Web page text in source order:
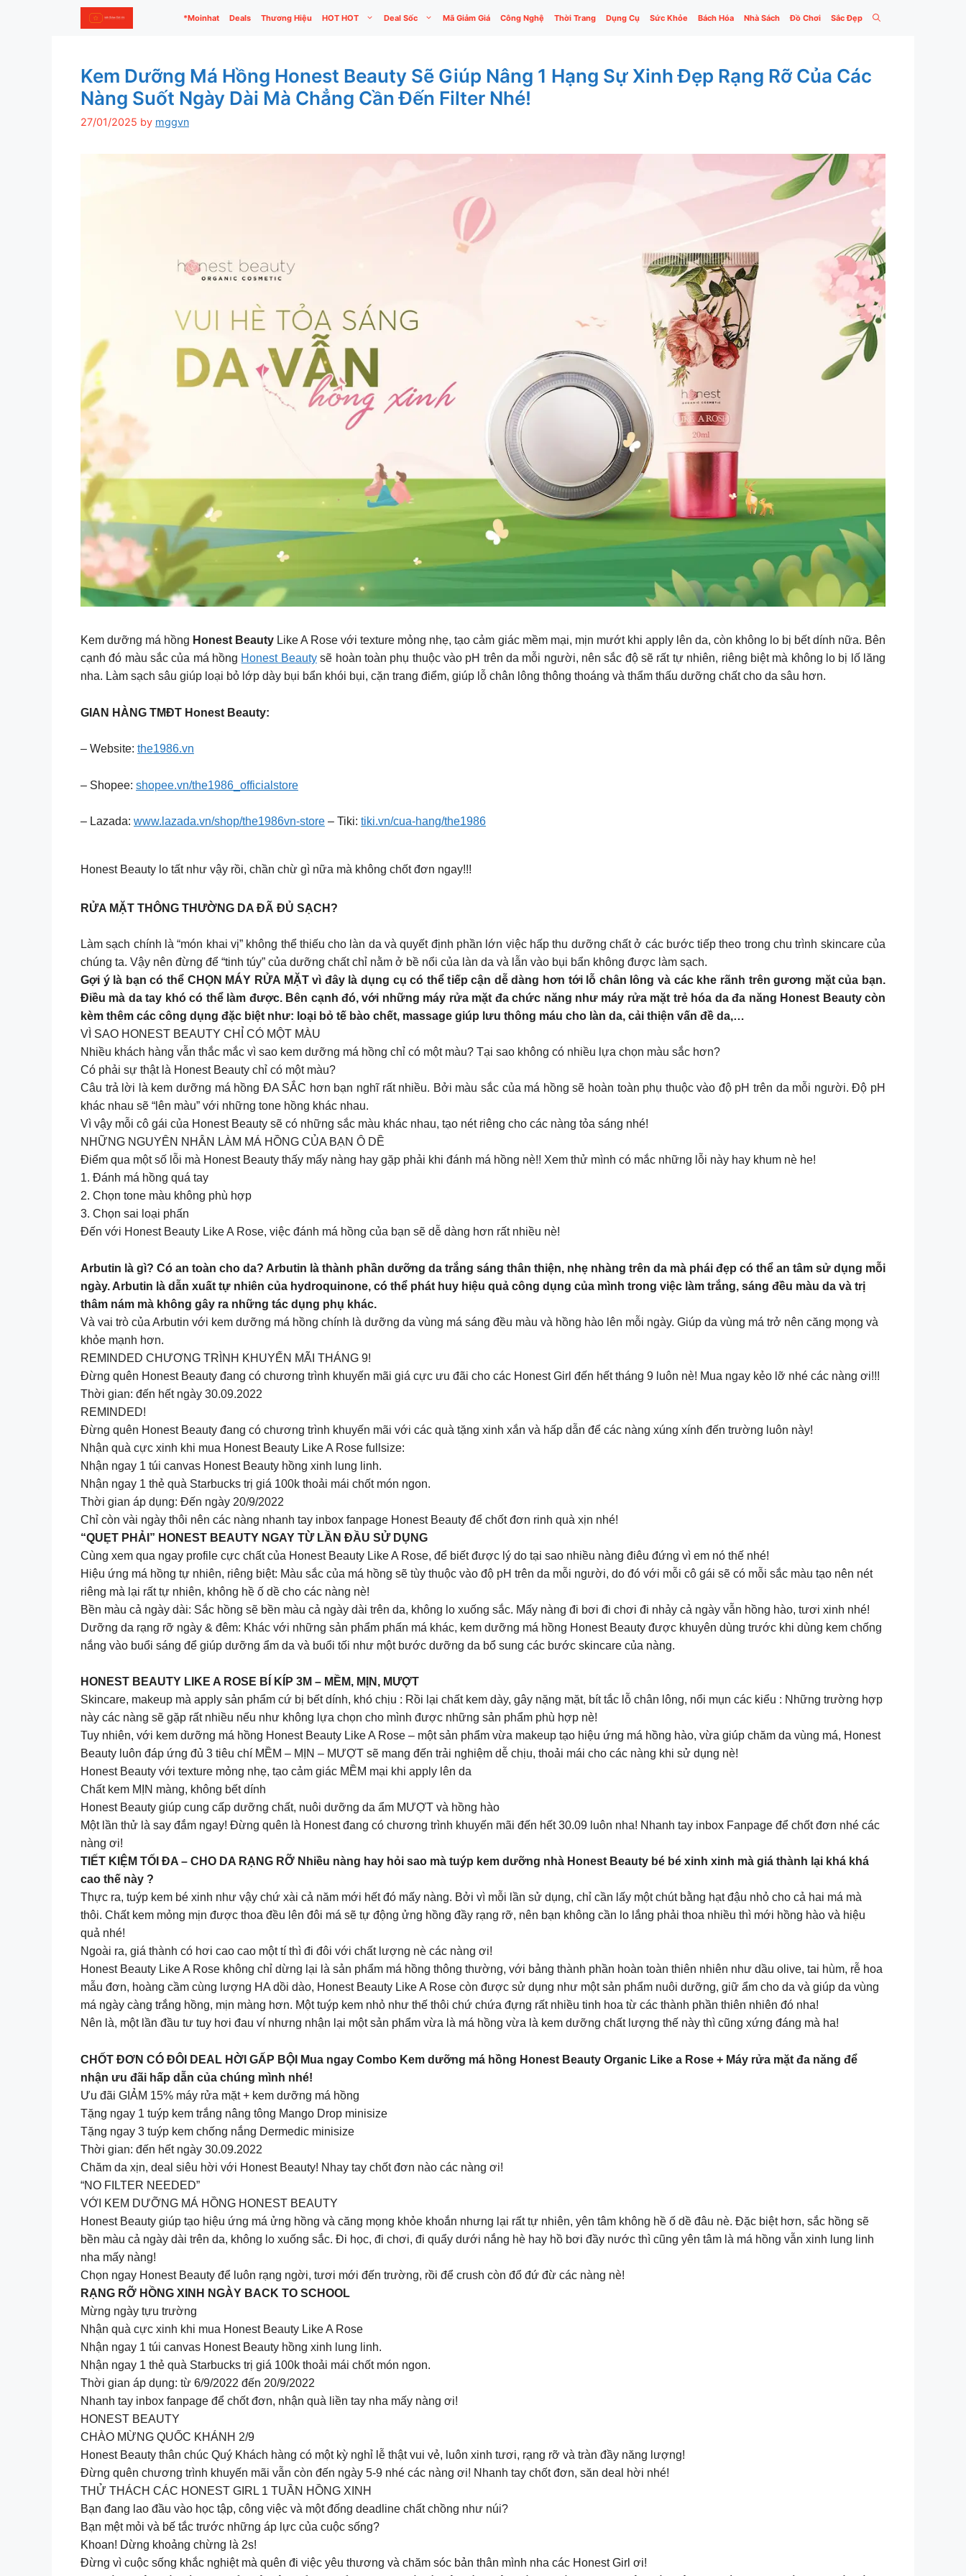
*Moinhat Deals Thương Hiệu HOT HOT Deal Sốc Mã Giảm Giá Công Nghệ Thời Trang Dụng Cụ Sức Khỏe Bách Hóa Nhà Sách Đồ Chơi Sắc Đẹp
Kem Dưỡng Má Hồng Honest Beauty Sẽ Giúp Nâng 1 Hạng Sự Xinh Đẹp Rạng Rỡ Của Các
Nàng Suốt Ngày Dài Mà Chẳng Cần Đến Filter Nhé!
27/01/2025 by mggvn
Kem dưỡng má hồng Honest Beauty Like A Rose với texture mỏng nhẹ, tạo cảm giác mềm mại, mịn mướt khi apply lên da, còn không lo bị bết dính nữa. Bên
cạnh đó màu sắc của má hồng Honest Beautysẽ hoàn toàn phụ thuộc vào pH trên da mỗi người, nên sắc độ sẽ rất tự nhiên, riêng biệt mà không lo bị lố lăng
nha. Làm sạch sâu giúp loại bỏ lớp dày bụi bẩn khói bụi, cặn trang điểm, giúp lỗ chân lông thông thoáng và thẩm thấu dưỡng chất cho da sâu hơn.
GIAN HÀNG TMĐT Honest Beauty:
– Website: the1986.vn
– Shopee: shopee.vn/the1986_officialstore
– Lazada: www.lazada.vn/shop/the1986vn-store – Tiki: tiki.vn/cua-hang/the1986
Honest Beauty lo tất như vậy rồi, chần chừ gì nữa mà không chốt đơn ngay!!!
RỬA MẶT THÔNG THƯỜNG DA ĐÃ ĐỦ SẠCH?
Làm sạch chính là “món khai vị” không thể thiếu cho làn da và quyết định phần lớn việc hấp thu dưỡng chất ở các bước tiếp theo trong chu trình skincare của
chúng ta. Vậy nên đừng để “tinh túy” của dưỡng chất chỉ nằm ở bề nổi của làn da và lẫn vào bụi bẩn không được làm sạch.
Gợi ý là bạn có thể CHỌN MÁY RỬA MẶT vì đây là dụng cụ có thể tiếp cận dễ dàng hơn tới lỗ chân lông và các khe rãnh trên gương mặt của bạn.
Điều mà da tay khó có thể làm được. Bên cạnh đó, với những máy rửa mặt đa chức năng như máy rửa mặt trẻ hóa da đa năng Honest Beauty còn
kèm thêm các công dụng đặc biệt như: loại bỏ tế bào chết, massage giúp lưu thông máu cho làn da, cải thiện vấn đề da,…
VÌ SAO HONEST BEAUTY CHỈ CÓ MỘT MÀU
Nhiều khách hàng vẫn thắc mắc vì sao kem dưỡng má hồng chỉ có một màu? Tại sao không có nhiều lựa chọn màu sắc hơn?
Có phải sự thật là Honest Beauty chỉ có một màu?
Câu trả lời là kem dưỡng má hồng ĐA SẮC hơn bạn nghĩ rất nhiều. Bởi màu sắc của má hồng sẽ hoàn toàn phụ thuộc vào độ pH trên da mỗi người. Độ pH
khác nhau sẽ “lên màu” với những tone hồng khác nhau.
Vì vậy mỗi cô gái của Honest Beauty sẽ có những sắc màu khác nhau, tạo nét riêng cho các nàng tỏa sáng nhé!
NHỮNG NGUYÊN NHÂN LÀM MÁ HỒNG CỦA BẠN Ô DỀ
Điểm qua một số lỗi mà Honest Beauty thấy mấy nàng hay gặp phải khi đánh má hồng nè!! Xem thử mình có mắc những lỗi này hay khum nè he!
1. Đánh má hồng quá tay
2. Chọn tone màu không phù hợp
3. Chọn sai loại phấn
Đến với Honest Beauty Like A Rose, việc đánh má hồng của bạn sẽ dễ dàng hơn rất nhiều nè!
Arbutin là gì? Có an toàn cho da? Arbutin là thành phần dưỡng da trắng sáng thân thiện, nhẹ nhàng trên da mà phái đẹp có thể an tâm sử dụng mỗi
ngày. Arbutin là dẫn xuất tự nhiên của hydroquinone, có thể phát huy hiệu quả công dụng của mình trong việc làm trắng, sáng đều màu da và trị
thâm nám mà không gây ra những tác dụng phụ khác.
Và vai trò của Arbutin với kem dưỡng má hồng chính là dưỡng da vùng má sáng đều màu và hồng hào lên mỗi ngày. Giúp da vùng má trở nên căng mọng và
khỏe mạnh hơn.
REMINDED CHƯƠNG TRÌNH KHUYẾN MÃI THÁNG 9!
Đừng quên Honest Beauty đang có chương trình khuyến mãi giá cực ưu đãi cho các Honest Girl đến hết tháng 9 luôn nè! Mua ngay kẻo lỡ nhé các nàng ơi!!!
Thời gian: đến hết ngày 30.09.2022
REMINDED!
Đừng quên Honest Beauty đang có chương trình khuyến mãi với các quà tặng xinh xắn và hấp dẫn để các nàng xúng xính đến trường luôn này!
Nhận quà cực xinh khi mua Honest Beauty Like A Rose fullsize:
Nhận ngay 1 túi canvas Honest Beauty hồng xinh lung linh.
Nhận ngay 1 thẻ quà Starbucks trị giá 100k thoải mái chốt món ngon.
Thời gian áp dụng: Đến ngày 20/9/2022
Chỉ còn vài ngày thôi nên các nàng nhanh tay inbox fanpage Honest Beauty để chốt đơn rinh quà xịn nhé!
“QUẸT PHẢI” HONEST BEAUTY NGAY TỪ LẦN ĐẦU SỬ DỤNG
Cùng xem qua ngay profile cực chất của Honest Beauty Like A Rose, để biết được lý do tại sao nhiều nàng điêu đứng vì em nó thế nhé!
Hiệu ứng má hồng tự nhiên, riêng biệt: Màu sắc của má hồng sẽ tùy thuộc vào độ pH trên da mỗi người, do đó với mỗi cô gái sẽ có mỗi sắc màu tạo nên nét
riêng mà lại rất tự nhiên, không hề ố dề cho các nàng nè!
Bền màu cả ngày dài: Sắc hồng sẽ bền màu cả ngày dài trên da, không lo xuống sắc. Mấy nàng đi bơi đi chơi đi nhảy cả ngày vẫn hồng hào, tươi xinh nhé!
Dưỡng da rạng rỡ ngày & đêm: Khác với những sản phẩm phấn má khác, kem dưỡng má hồng Honest Beauty được khuyên dùng trước khi dùng kem chống
nắng vào buổi sáng để giúp dưỡng ẩm da và buổi tối như một bước dưỡng da bổ sung các bước skincare của nàng.
HONEST BEAUTY LIKE A ROSE BÍ KÍP 3M – MỀM, MỊN, MƯỢT
Skincare, makeup mà apply sản phẩm cứ bị bết dính, khó chịu : Rồi lại chất kem dày, gây nặng mặt, bít tắc lỗ chân lông, nổi mụn các kiểu : Những trường hợp
này các nàng sẽ gặp rất nhiều nếu như không lựa chọn cho mình được những sản phẩm phù hợp nè!
Tuy nhiên, với kem dưỡng má hồng Honest Beauty Like A Rose – một sản phẩm vừa makeup tạo hiệu ứng má hồng hào, vừa giúp chăm da vùng má, Honest
Beauty luôn đáp ứng đủ 3 tiêu chí MỀM – MỊN – MƯỢT sẽ mang đến trải nghiệm dễ chịu, thoải mái cho các nàng khi sử dụng nè!
Honest Beauty với texture mỏng nhẹ, tạo cảm giác MỀM mại khi apply lên da
Chất kem MỊN màng, không bết dính
Honest Beauty giúp cung cấp dưỡng chất, nuôi dưỡng da ẩm MƯỢT và hồng hào
Một lần thử là say đắm ngay! Đừng quên là Honest đang có chương trình khuyến mãi đến hết 30.09 luôn nha! Nhanh tay inbox Fanpage để chốt đơn nhé các
nàng ơi!
TIẾT KIỆM TỐI ĐA – CHO DA RẠNG RỠ Nhiều nàng hay hỏi sao mà tuýp kem dưỡng nhà Honest Beauty bé bé xinh xinh mà giá thành lại khá khá
cao thế này ?
Thực ra, tuýp kem bé xinh như vậy chứ xài cả năm mới hết đó mấy nàng. Bởi vì mỗi lần sử dụng, chỉ cần lấy một chút bằng hạt đậu nhỏ cho cả hai má mà
thôi. Chất kem mỏng mịn được thoa đều lên đôi má sẽ tự động ửng hồng đầy rạng rỡ, nên bạn không cần lo lắng phải thoa nhiều thì mới hồng hào và hiệu
quả nhé!
Ngoài ra, giá thành có hơi cao cao một tí thì đi đôi với chất lượng nè các nàng ơi!
Honest Beauty Like A Rose không chỉ dừng lại là sản phẩm má hồng thông thường, với bảng thành phần hoàn toàn thiên nhiên như dầu olive, tai hùm, rễ hoa
mẫu đơn, hoàng cầm cùng lượng HA dồi dào, Honest Beauty Like A Rose còn được sử dụng như một sản phẩm nuôi dưỡng, giữ ẩm cho da và giúp da vùng
má ngày càng trắng hồng, mịn màng hơn. Một tuýp kem nhỏ như thế thôi chứ chứa đựng rất nhiều tinh hoa từ các thành phần thiên nhiên đó nha!
Nên là, một lần đầu tư tuy hơi đau ví nhưng nhận lại một sản phẩm vừa là má hồng vừa là kem dưỡng chất lượng thế này thì cũng xứng đáng mà ha!
CHỐT ĐƠN CÓ ĐÔI DEAL HỜI GẤP BỘI Mua ngay Combo Kem dưỡng má hồng Honest Beauty Organic Like a Rose + Máy rửa mặt đa năng để
nhận ưu đãi hấp dẫn của chúng mình nhé!
Ưu đãi GIẢM 15% máy rửa mặt + kem dưỡng má hồng
Tặng ngay 1 tuýp kem trắng nâng tông Mango Drop minisize
Tặng ngay 3 tuýp kem chống nắng Dermedic minisize
Thời gian: đến hết ngày 30.09.2022
Chăm da xịn, deal siêu hời với Honest Beauty! Nhay tay chốt đơn nào các nàng ơi!
“NO FILTER NEEDED”
VỚI KEM DƯỠNG MÁ HỒNG HONEST BEAUTY
Honest Beauty giúp tạo hiệu ứng má ửng hồng và căng mọng khỏe khoắn nhưng lại rất tự nhiên, yên tâm không hề ố dề đâu nè. Đặc biệt hơn, sắc hồng sẽ
bền màu cả ngày dài trên da, không lo xuống sắc. Đi học, đi chơi, đi quẩy dưới nắng hè hay hồ bơi đầy nước thì cũng yên tâm là má hồng vẫn xinh lung linh
nha mấy nàng!
Chọn ngay Honest Beauty để luôn rạng ngời, tươi mới đến trường, rồi để crush còn đổ đứ đừ các nàng nè!
RẠNG RỠ HỒNG XINH NGÀY BACK TO SCHOOL
Mừng ngày tựu trường
Nhận quà cực xinh khi mua Honest Beauty Like A Rose
Nhận ngay 1 túi canvas Honest Beauty hồng xinh lung linh.
Nhận ngay 1 thẻ quà Starbucks trị giá 100k thoải mái chốt món ngon.
Thời gian áp dụng: từ 6/9/2022 đến 20/9/2022
Nhanh tay inbox fanpage để chốt đơn, nhận quà liền tay nha mấy nàng ơi!
HONEST BEAUTY
CHÀO MỪNG QUỐC KHÁNH 2/9
Honest Beauty thân chúc Quý Khách hàng có một kỳ nghỉ lễ thật vui vẻ, luôn xinh tươi, rạng rỡ và tràn đầy năng lượng!
Đừng quên chương trình khuyến mãi vẫn còn đến ngày 5-9 nhé các nàng ơi! Nhanh tay chốt đơn, săn deal hời nhé!
THỬ THÁCH CÁC HONEST GIRL 1 TUẦN HỒNG XINH
Bạn đang lao đầu vào học tập, công việc và một đống deadline chất chồng như núi?
Bạn mệt mỏi và bế tắc trước những áp lực của cuộc sống?
Khoan! Dừng khoảng chừng là 2s!
Đừng vì cuộc sống khắc nghiệt mà quên đi việc yêu thương và chăm sóc bản thân mình nha các Honest Girl ơi!